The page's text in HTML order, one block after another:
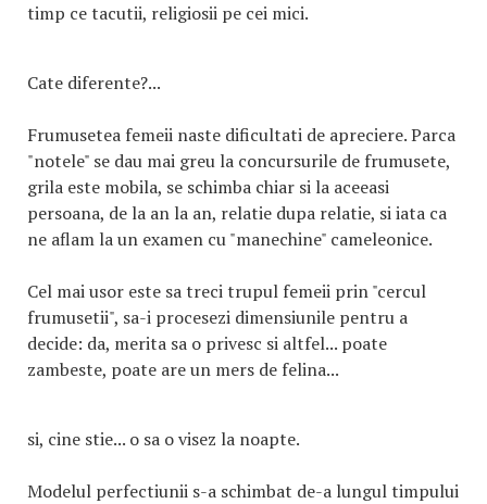
timp ce tacutii, religiosii pe cei mici.
Cate diferente?...
Frumusetea femeii naste dificultati de apreciere. Parca
"notele" se dau mai greu la concursurile de frumusete,
grila este mobila, se schimba chiar si la aceeasi
persoana, de la an la an, relatie dupa relatie, si iata ca
ne aflam la un examen cu "manechine" cameleonice.
Cel mai usor este sa treci trupul femeii prin "cercul
frumusetii", sa-i procesezi dimensiunile pentru a
decide: da, merita sa o privesc si altfel... poate
zambeste, poate are un mers de felina...
si, cine stie... o sa o visez la noapte.
Modelul perfectiunii s-a schimbat de-a lungul timpului